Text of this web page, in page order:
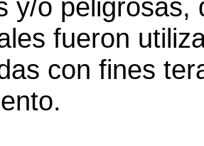
y/o peligrosas,
fueron
con fines